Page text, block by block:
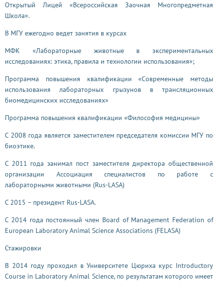
Открытый Лицей «Всероссийская Заочная Многопредметная
Школа».
В МГУ ежегодно ведет занятия в курсах
МФК «Лабораторные животные в экспериментальных
исследованиях: этика, правила и технологии использования»;
Программа повышения квалификации «Современные методы
использования лабораторных грызунов в трансляционных
биомедицинских исследованиях»
Программа повышения квалификации «Философия медицины»
С 2008 года является заместителем председателя комиссии МГУ по
биоэтике.
С 2011 года занимал пост заместителя директора общественной
организации Ассоциация специалистов по работе с
лабораторными животными (Rus-LASA)
С 2015 – президент Rus-LASA.
С 2014 года постоянный член Board of Management Federation of
European Laboratory Animal Science Associations (FELASA)
Стажировки
В 2014 году проходил в Университете Цюриха курс Introductory
Course in Laboratory Animal Science, по результатам которого имеет